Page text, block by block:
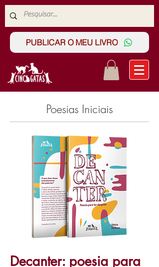
PUBLICAR O MEU LIVRO
Poesias Iniciais
Decanter: poesia para